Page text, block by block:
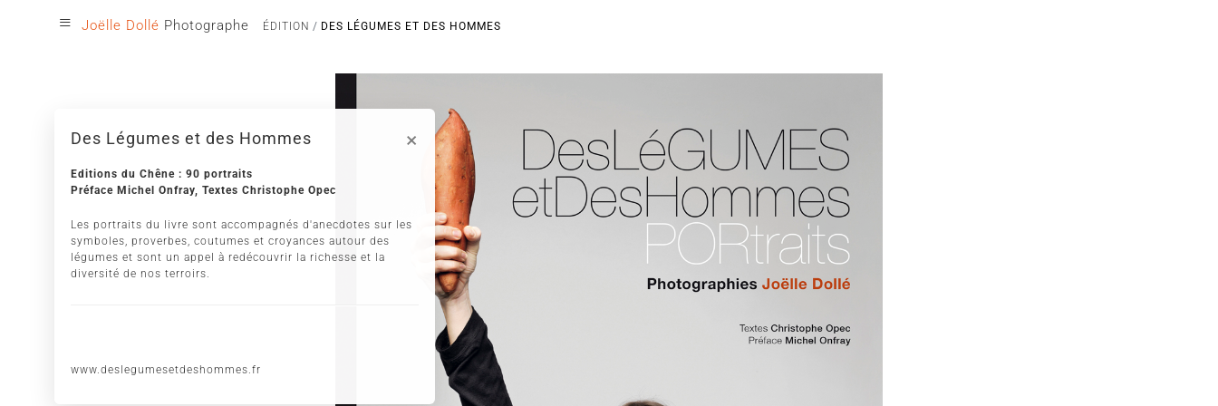
≡ Joëlle Dollé Photographe ÉDITION DES LÉGUMES ET DES HOMMES
×
Des Légumes et des Hommes
Editions du Chêne : 90 portraits
Préface Michel Onfray, Textes Christophe Opec
Les portraits du livre sont accompagnés d'anecdotes sur les
symboles, proverbes, coutumes et croyances autour des
légumes et sont un appel à redécouvrir la richesse et la
diversité de nos terroirs.
www.deslegumesetdeshommes.fr